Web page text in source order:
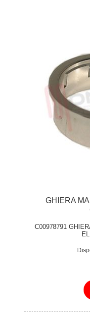
GHIERA
C00978791